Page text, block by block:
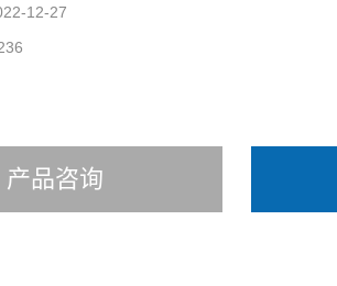
12-27
产品咨询